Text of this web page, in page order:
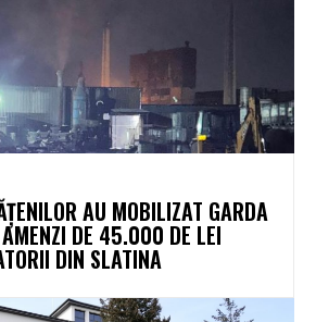
AU MOBILIZAT GARDA
DE 45.000 DE LEI
DIN SLATINA